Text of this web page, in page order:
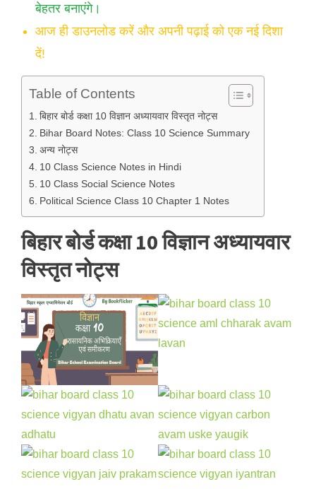
बेहतर बनाएंगे।
आज ही डाउनलोड करें और अपनी पढ़ाई को एक नई दिशा
दें!
Table of Contents
बिहार बोर्ड कक्षा 10 विज्ञान अध्यायवार विस्तृत नोट्स
Bihar Board Notes: Class 10 Science Summary
अन्य नोट्स
10 Class Science Notes in Hindi
10 Class Social Science Notes
Political Science Class 10 Chapter 1 Notes
बिहार बोर्ड कक्षा 10 विज्ञान अध्यायवार
विस्तृत नोट्स